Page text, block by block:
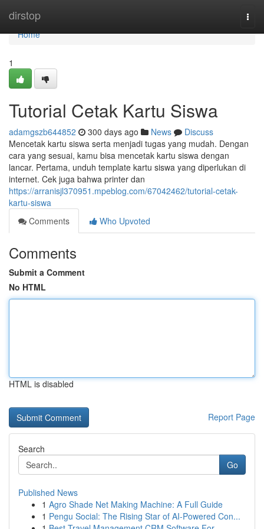
dirstop
Home
Home
1
Tutorial Cetak Kartu Siswa
adamgszb644852 300 days ago News
Discuss
Mencetak kartu siswa serta menjadi tugas yang mudah. Dengan
cara yang sesuai, kamu bisa mencetak kartu siswa dengan
lancar. Pertama, unduh template kartu siswa yang diperlukan di
internet. Cek juga bahwa printer dan
https://arranisjl370951.mpeblog.com/67042462/tutorial-cetak-
kartu-siswa
Comments
Who Upvoted
Comments
Submit a Comment
No HTML
HTML is disabled
Report Page
Search
Go
Published News
1 Agro Shade Net Making Machine: A Full Guide
1 Pengu Social: The Rising Star of AI-Powered Con...